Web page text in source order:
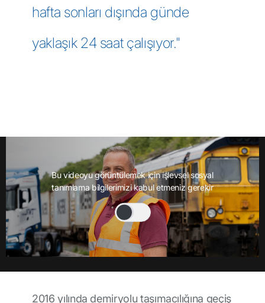
hafta sonları dışında günde
yaklaşık 24 saat çalışıyor."
Bu videoyu görüntülemek için işlevsel sosyal
tanımlama bilgilerimizi kabul etmeniz gerekir
2016 yılında demiryolu taşımacılığına geçiş